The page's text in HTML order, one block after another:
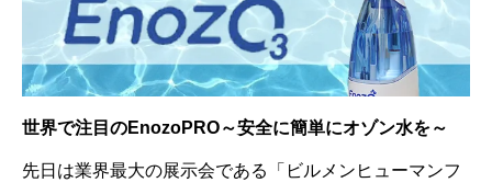
世界で注目のEnozoPRO～安全に簡単にオゾン水を～
先日は業界最大の展示会である「ビルメンヒューマンフ